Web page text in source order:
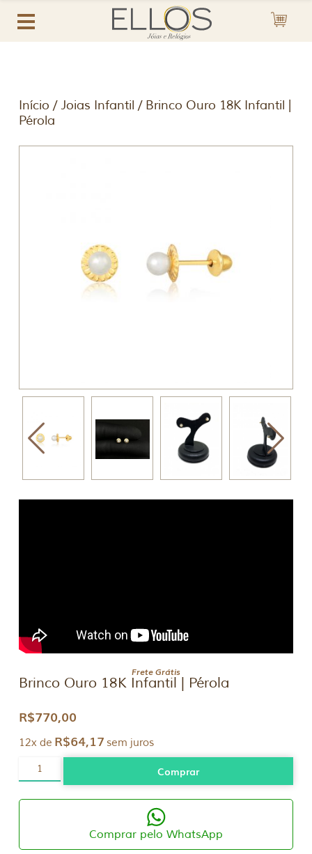
Início /Joias Infantil / Brinco Ouro 18K Infantil |
Pérola
Frete Grátis
Brinco Ouro 18K Infantil | Pérola
R$770,00
12x de R$64,17 sem juros
18K
Comprar
Comprar pelo WhatsApp